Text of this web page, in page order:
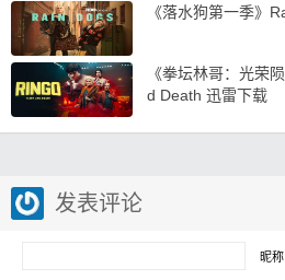
《落水狗第一季》
《拳坛林哥：光荣
d Death 迅雷下载
发表评论
昵称